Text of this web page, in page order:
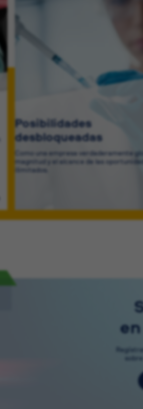
Posibilidades
desbloqueadas
Como una empresa verdaderamente
magnitud y el alcance de las
ilimitados.